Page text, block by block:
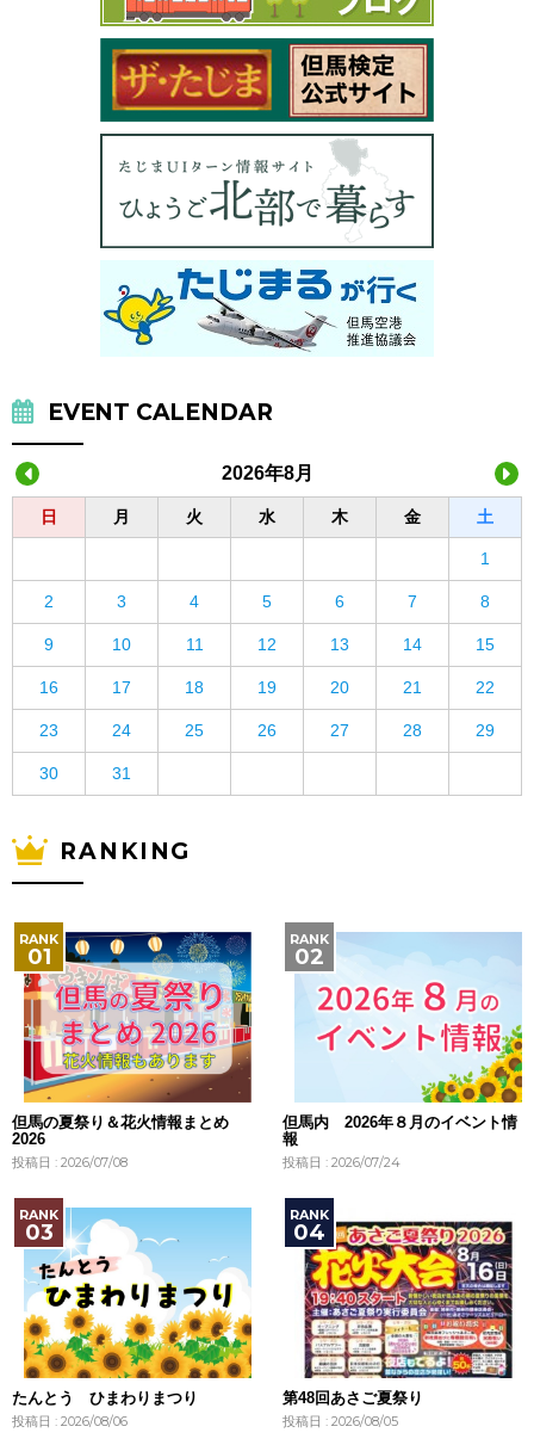
EVENT CALENDAR
2026年8月
日 月 火 水 木 金 土
1
2 3 4 5 6 7 8
9 10 11 12 13 14 15
16 17 18 19 20 21 22
23 24 25 26 27 28 29
30 31
RANKING
但馬の夏祭り＆花火情報まとめ
2026
投稿日 : 2026/07/08
但馬内 2026年８月のイベント情
報
投稿日 : 2026/07/24
たんとう ひまわりまつり
投稿日 : 2026/08/06
第48回あさご夏祭り
投稿日 : 2026/08/05